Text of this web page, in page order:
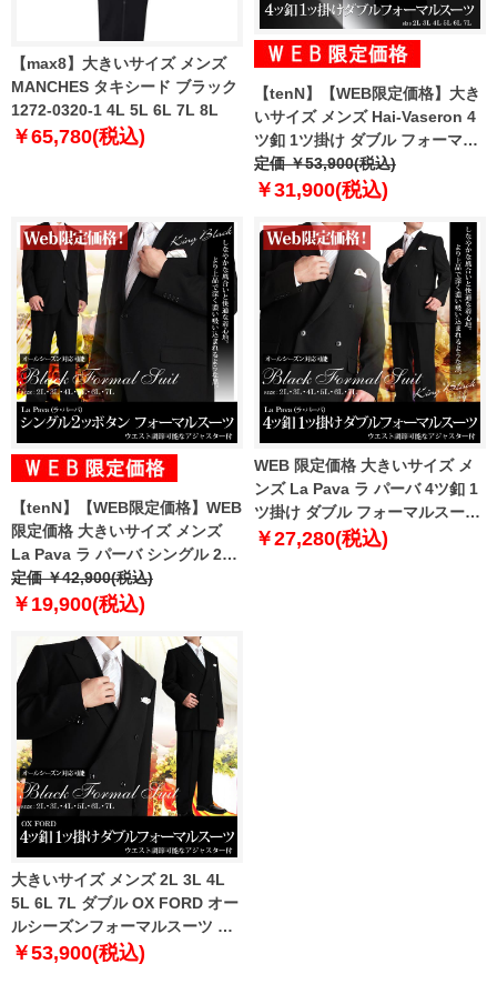
【max8】大きいサイズ メンズ
MANCHES タキシード ブラック
1272-0320-1 4L 5L 6L 7L 8L
￥65,780(税込)
【tenN】【WEB限定価格】大き
いサイズ メンズ Hai-Vaseron 4
ツ釦 1ツ掛け ダブル フォーマル
スーツ ブラックフォーマル 礼服
スーツ 1300
定価 ￥53,900(税込)
￥31,900(税込)
【tenN】【WEB限定価格】WEB
限定価格 大きいサイズ メンズ
La Pava ラ パーバ シングル 2ツ
ボタン アジャスター付 フォーマ
ルスーツ ブラックフォーマル 礼
定価 ￥42,900(税込)
￥19,900(税込)
WEB 限定価格 大きいサイズ メ
ンズ La Pava ラ パーバ 4ツ釦 1
ツ掛け ダブル フォーマルスーツ
ブラックフォーマル 礼服 スーツ
￥27,280(税込)
大きいサイズ メンズ 2L 3L 4L
5L 6L 7L ダブル OX FORD オー
ルシーズンフォーマルスーツ ブ
ラック 106017-09
￥53,900(税込)